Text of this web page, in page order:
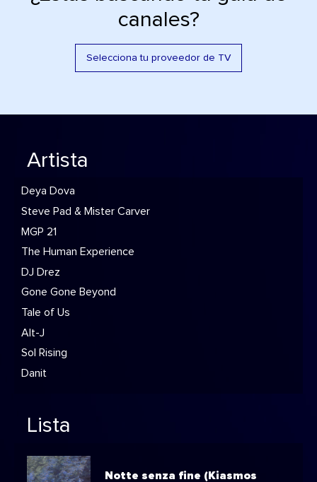
canales?
Selecciona tu proveedor de TV
Artista
Deya Dova
Steve Pad & Mister Carver
MGP 21
The Human Experience
DJ Drez
Gone Gone Beyond
Tale of Us
Alt-J
Sol Rising
Danit
Lista
Notte senza fine (Kiasmos